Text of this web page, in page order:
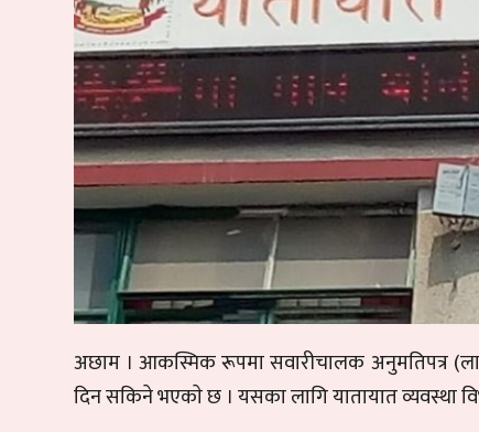
अछाम । आकस्मिक रूपमा सवारीचालक अनुमतिपत्र
दिन सकिने भएकाे छ । यसका लागि यातायात व्यवस्था